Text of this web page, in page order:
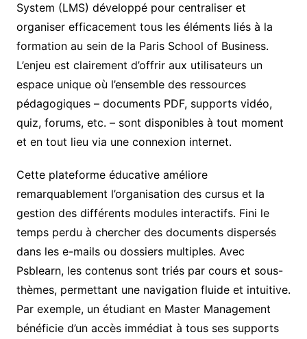
System (LMS) développé pour centraliser et
organiser efficacement tous les éléments liés à la
formation au sein de la Paris School of Business.
L’enjeu est clairement d’offrir aux utilisateurs un
espace unique où l’ensemble des ressources
pédagogiques – documents PDF, supports vidéo,
quiz, forums, etc. – sont disponibles à tout moment
et en tout lieu via une connexion internet.
Cette plateforme éducative améliore
remarquablement l’organisation des cursus et la
gestion des différents modules interactifs. Fini le
temps perdu à chercher des documents dispersés
dans les e-mails ou dossiers multiples. Avec
Psblearn, les contenus sont triés par cours et sous-
thèmes, permettant une navigation fluide et intuitive.
Par exemple, un étudiant en Master Management
bénéficie d’un accès immédiat à tous ses supports